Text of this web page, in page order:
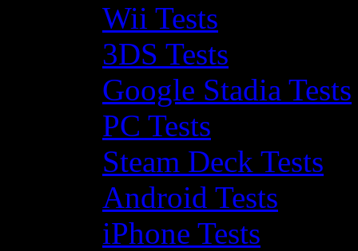
Wii Tests
3DS Tests
Google Stadia Tests
PC Tests
Steam Deck Tests
Android Tests
iPhone Tests